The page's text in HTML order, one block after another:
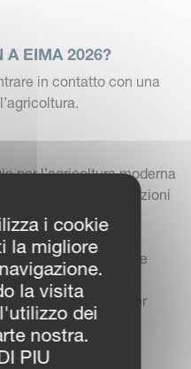
A EIMA 2026?
in contatto con una
per l’agricoltura moderna
innovative e soluzioni
del settore
in base alle esigenze
più performanti per
i cookie
la migliore
la visita
dei
nostra.
PIU